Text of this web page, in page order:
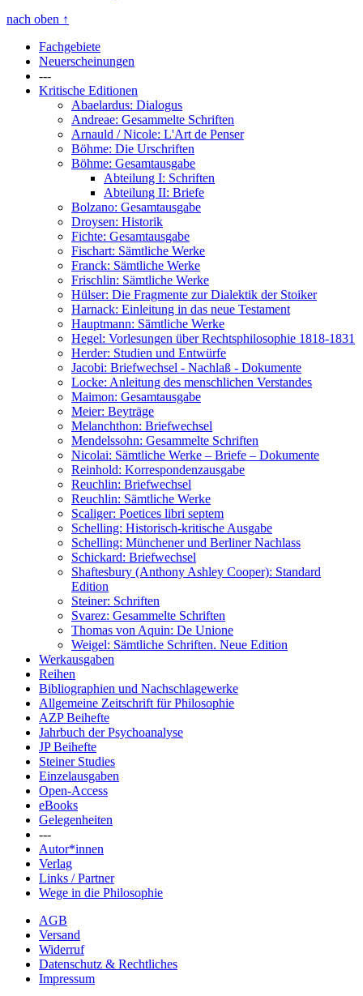
nach oben ↑
Fachgebiete
Neuerscheinungen
---
Kritische Editionen
Abaelardus: Dialogus
Andreae: Gesammelte Schriften
Arnauld / Nicole: L'Art de Penser
Böhme: Die Urschriften
Böhme: Gesamtausgabe
Abteilung I: Schriften
Abteilung II: Briefe
Bolzano: Gesamtausgabe
Droysen: Historik
Fichte: Gesamtausgabe
Fischart: Sämtliche Werke
Franck: Sämtliche Werke
Frischlin: Sämtliche Werke
Hülser: Die Fragmente zur Dialektik der Stoiker
Harnack: Einleitung in das neue Testament
Hauptmann: Sämtliche Werke
Hegel: Vorlesungen über Rechtsphilosophie 1818-1831
Herder: Studien und Entwürfe
Jacobi: Briefwechsel - Nachlaß - Dokumente
Locke: Anleitung des menschlichen Verstandes
Maimon: Gesamtausgabe
Meier: Beyträge
Melanchthon: Briefwechsel
Mendelssohn: Gesammelte Schriften
Nicolai: Sämtliche Werke – Briefe – Dokumente
Reinhold: Korrespondenzausgabe
Reuchlin: Briefwechsel
Reuchlin: Sämtliche Werke
Scaliger: Poetices libri septem
Schelling: Historisch-kritische Ausgabe
Schelling: Münchener und Berliner Nachlass
Schickard: Briefwechsel
Shaftesbury (Anthony Ashley Cooper): Standard
Edition
Steiner: Schriften
Svarez: Gesammelte Schriften
Thomas von Aquin: De Unione
Weigel: Sämtliche Schriften. Neue Edition
Werkausgaben
Reihen
Bibliographien und Nachschlagewerke
Allgemeine Zeitschrift für Philosophie
AZP Beihefte
Jahrbuch der Psychoanalyse
JP Beihefte
Steiner Studies
Einzelausgaben
Open-Access
eBooks
Gelegenheiten
---
Autor*innen
Verlag
Links / Partner
Wege in die Philosophie
AGB
Versand
Widerruf
Datenschutz & Rechtliches
Impressum